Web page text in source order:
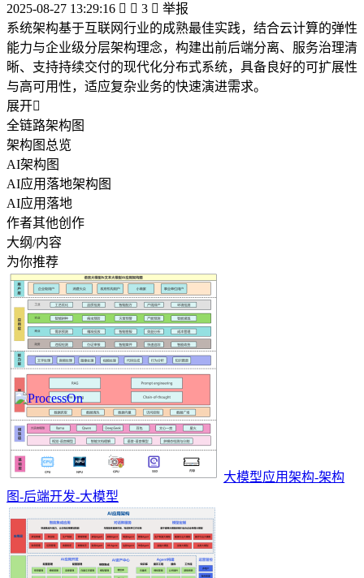
2025-08-27 13:29:16   3  举报
系统架构基于互联网行业的成熟最佳实践，结合云计算的弹性
能力与企业级分层架构理念，构建出前后端分离、服务治理清
晰、支持持续交付的现代化分布式系统，具备良好的可扩展性
与高可用性，适应复杂业务的快速演进需求。
展开
全链路架构图
架构图总览
AI架构图
AI应用落地架构图
AI应用落地
作者其他创作
大纲/内容
为你推荐
大模型应用架构-架构
图-后端开发-大模型